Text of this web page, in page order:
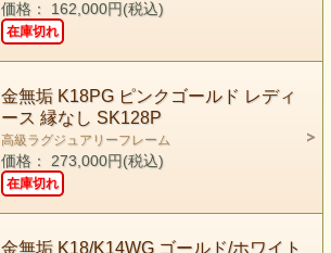
価格： 162,000円(税込)
在庫切れ
金無垢 K18PG ピンクゴールド レディ
ース 縁なし SK128P
高級ラグジュアリーフレーム
価格： 273,000円(税込)
在庫切れ
金無垢 K18/K14WG ゴールド/ホワイト